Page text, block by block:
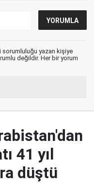
sorumluluğu yazan kişiye
değildir. Her bir yorum
41 yıl
düştü